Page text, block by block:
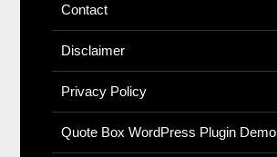
Contact
Disclaimer
Privacy Policy
Quote Box WordPress Plugin Demo